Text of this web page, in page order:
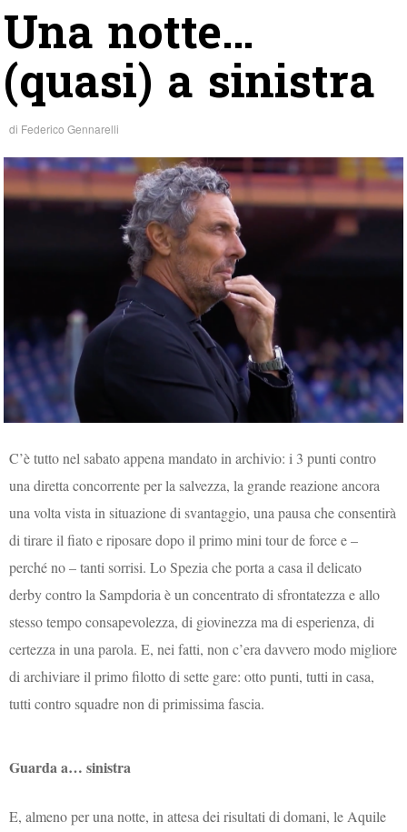
Una notte…
(quasi) a sinistra
di Federico Gennarelli
C’è tutto nel sabato appena mandato in archivio: i 3 punti contro
una diretta concorrente per la salvezza, la grande reazione ancora
una volta vista in situazione di svantaggio, una pausa che consentirà
di tirare il fiato e riposare dopo il primo mini tour de force e –
perché no – tanti sorrisi. Lo Spezia che porta a casa il delicato
derby contro la Sampdoria è un concentrato di sfrontatezza e allo
stesso tempo consapevolezza, di giovinezza ma di esperienza, di
certezza in una parola. E, nei fatti, non c’era davvero modo migliore
di archiviare il primo filotto di sette gare: otto punti, tutti in casa,
tutti contro squadre non di primissima fascia.
Guarda a… sinistra
E, almeno per una notte, in attesa dei risultati di domani, le Aquile